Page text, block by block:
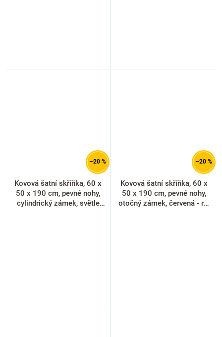
–20 %
Kovová šatní skříňka, 60 x
50 x 190 cm, pevné nohy,
cylindrický zámek, světle
–20 %
Kovová šatní skříňka, 60 x
50 x 190 cm, pevné nohy,
otočný zámek, červená - ral